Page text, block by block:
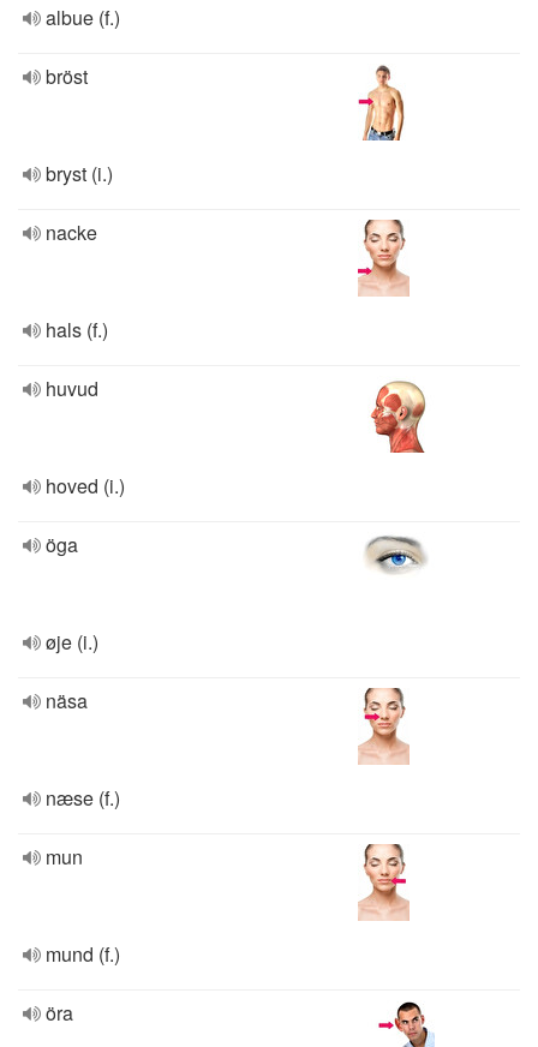
albue (f.)
bröst
bryst (i.)
nacke
hals (f.)
huvud
hoved (i.)
öga
øje (i.)
näsa
næse (f.)
mun
mund (f.)
öra